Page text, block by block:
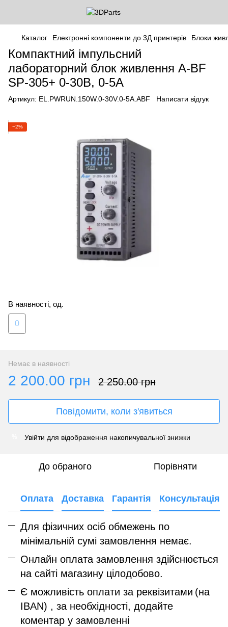
Каталог Електронні компоненти до 3Д принтерів Блоки
Компактний імпульсний
лабораторний блок живлення A-BF
SP-305+ 0-30В, 0-5А
Артикул: EL.PWRUN.150W.0-30V.0-5A.ABF Написати відгук
−2%
В наявності, од.
0
Немає в наявності
2 200.00 грн 2 250.00 грн
Повідомити, коли з'явиться
Увійти для відображення накопичувальної знижки
До обраного Порівняти
Оплата Доставка Гарантія Консультація
Для фізичних осіб обмежень по
мінімальній сумі замовлення немає.
Онлайн оплата замовлення здійснюється
на сайті магазину цілодобово.
Є можливість оплати за реквізитами (на
IBAN) , за необхідності, додайте
коментар у замовленні